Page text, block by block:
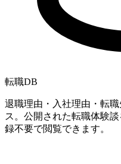
転職DB
退職理由・入社理由・転
ス。公開された転職体験
録不要で閲覧できます。